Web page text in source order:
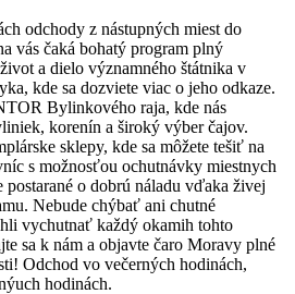
odchody z nástupných miest do
vás čaká bohatý program plný
a dielo významného štátnika v
kde sa dozviete viac o jeho odkaze.
Bylinkového raja, kde nás
korenín a široký výber čajov.
sklepy, kde sa môžete tešiť na
s možnosťou ochutnávky miestnych
postarané o dobrú náladu vďaka živej
Nebude chýbať ani chutné
vychutnať každý okamih tohto
sa k nám a objavte čaro Moravy plné
Odchod vo večerných hodinách,
hodinách.